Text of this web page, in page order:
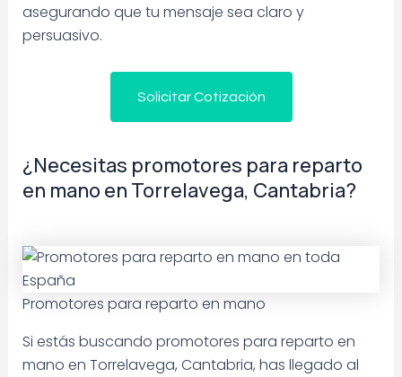
asegurando que tu mensaje sea claro y
persuasivo.
Solicitar Cotización
¿Necesitas promotores para reparto
en mano en Torrelavega, Cantabria?
Promotores para reparto en mano
Si estás buscando promotores para reparto en
mano en Torrelavega, Cantabria, has llegado al